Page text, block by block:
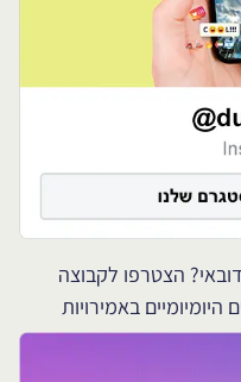
הצטרפו לקבוצה
באמירויות